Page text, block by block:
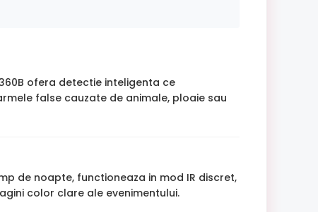
ofera detectie inteligenta ce
false cauzate de animale, ploaie sau
de noapte, functioneaza in mod IR discret,
color clare ale evenimentului.